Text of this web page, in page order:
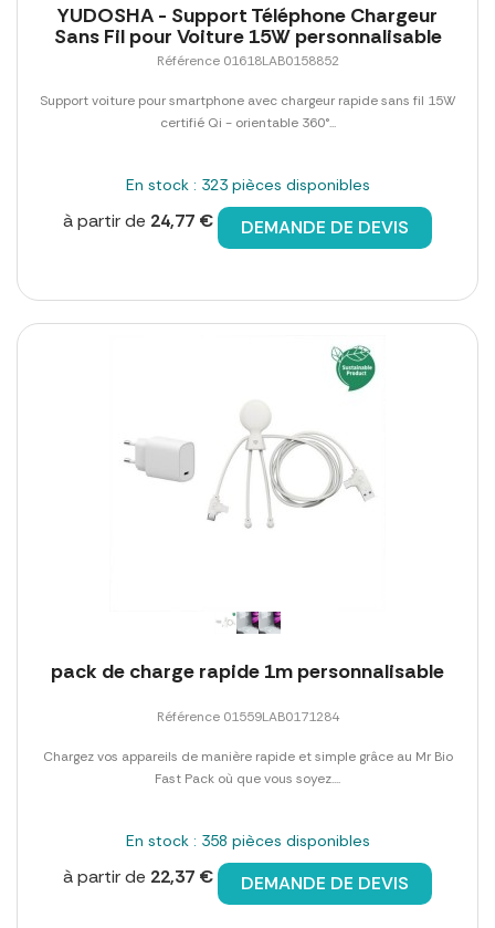
YUDOSHA - Support Téléphone Chargeur
Sans Fil pour Voiture 15W personnalisable
Référence 01618LAB0158852
Support voiture pour smartphone avec chargeur rapide sans fil 15W
certifié Qi - orientable 360°...
En stock : 323 pièces disponibles
à partir de 24,77 € DEMANDE DE DEVIS
pack de charge rapide 1m personnalisable
Référence 01559LAB0171284
Chargez vos appareils de manière rapide et simple grâce au Mr Bio
Fast Pack où que vous soyez....
En stock : 358 pièces disponibles
à partir de 22,37 € DEMANDE DE DEVIS